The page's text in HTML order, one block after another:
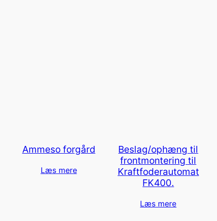
Ammeso forgård
Læs mere
Beslag/ophæng til
frontmontering til
Kraftfoderautomat
FK400.
Læs mere